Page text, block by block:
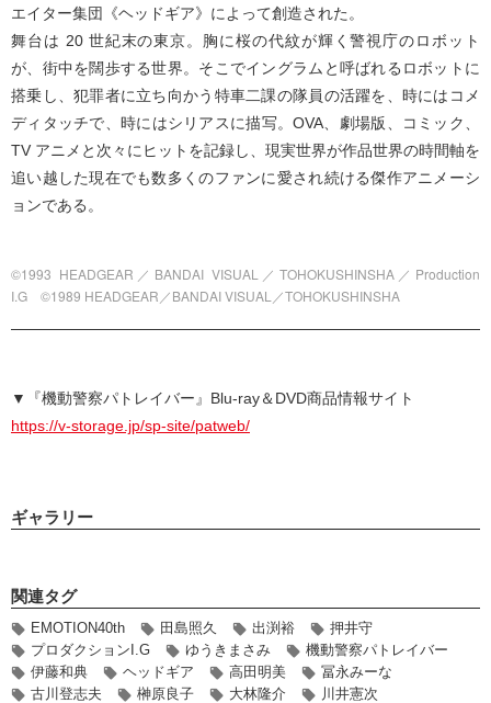
エイター集団《ヘッドギア》によって創造された。
舞台は 20 世紀末の東京。胸に桜の代紋が輝く警視庁のロボット
が、街中を闊歩する世界。そこでイングラムと呼ばれるロボットに
搭乗し、犯罪者に立ち向かう特車二課の隊員の活躍を、時にはコメ
ディタッチで、時にはシリアスに描写。OVA、劇場版、コミック、
TV アニメと次々にヒットを記録し、現実世界が作品世界の時間軸を
追い越した現在でも数多くのファンに愛され続ける傑作アニメーシ
ョンである。
©1993 HEADGEAR／BANDAI VISUAL／TOHOKUSHINSHA／Production
I.G ©1989 HEADGEAR／BANDAI VISUAL／TOHOKUSHINSHA
▼『機動警察パトレイバー』Blu-ray＆DVD商品情報サイト
https://v-storage.jp/sp-site/patweb/
ギャラリー
関連タグ
EMOTION40th 田島照久 出渕裕
押井守
プロダクションI.G
ゆうきまさみ
機動警察パトレイバー
伊藤和典
ヘッドギア 高田明美
冨永みーな
古川登志夫
榊原良子 大林隆介 川井憲次